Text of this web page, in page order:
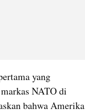
yang
NATO di
bahwa Amerika